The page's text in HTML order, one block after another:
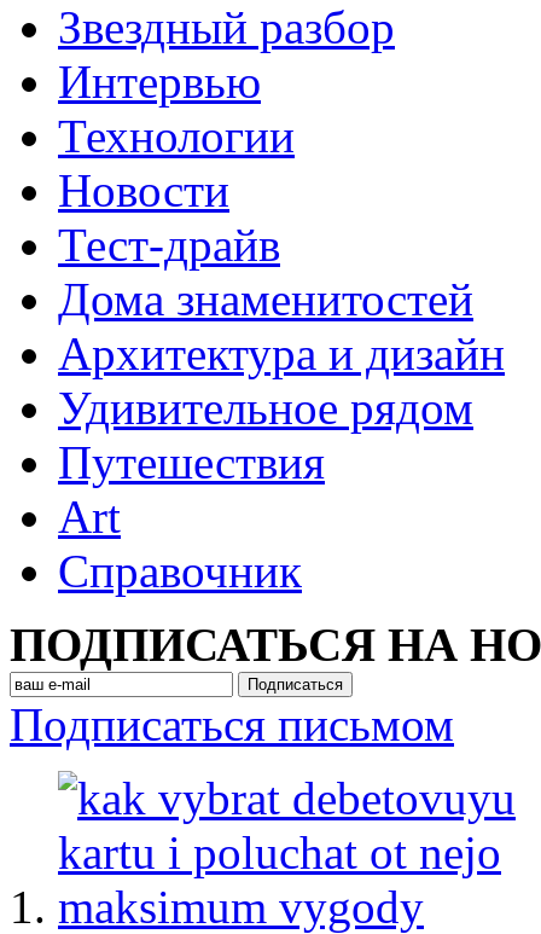
Звездный разбор
Интервью
Технологии
Новости
Тест-драйв
Дома знаменитостей
Архитектура и дизайн
Удивительное рядом
Путешествия
Art
Cправочник
ПОДПИСАТЬСЯ НА
Подписаться письмом